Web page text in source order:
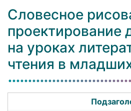
Словесное
проектирование
на уроках
чтения в